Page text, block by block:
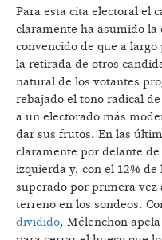
Para esta cita electoral el
claramente ha asumido
convencido de que a
la retirada de otros
natural de los votantes
rebajado el tono radical
a un electorado más
dar sus frutos. En las
claramente por delante
izquierda y, con el 12%
superado por primera vez
terreno en los sondeos.
dividido, Mélenchon